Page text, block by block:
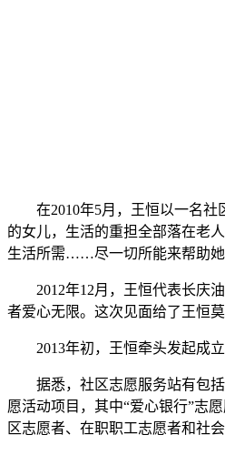
在2010年5月，王恒以一名社
的女儿，生活的重担全部落在老
生活所需……尽一切所能来帮助她
2012年12月，王恒代表长庆油
者爱心无限。这次见面给了王恒
2013年初，王恒牵头发起成立
据悉，社区志愿服务站有包括“
愿活动项目，其中“爱心银行”志
区志愿者、在职职工志愿者和社